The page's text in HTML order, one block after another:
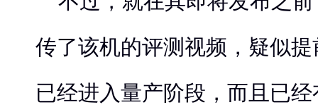
传了该机的评测视频，疑似
已经进入量产阶段，而且已